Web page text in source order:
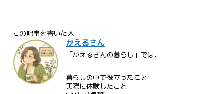
この記事を書いた人
かえるさん
「かえるさんの暮らし」では、
暮らしの中で役立ったこと
実際に体験したこと